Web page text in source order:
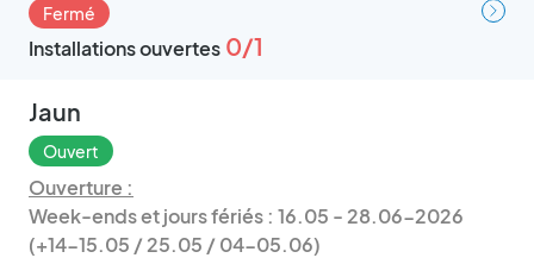
Fermé
Installations ouvertes 0/1
Jaun
Ouvert
Ouverture :
Week-ends et jours fériés : 16.05 - 28.06-2026
(+14-15.05 / 25.05 / 04-05.06)